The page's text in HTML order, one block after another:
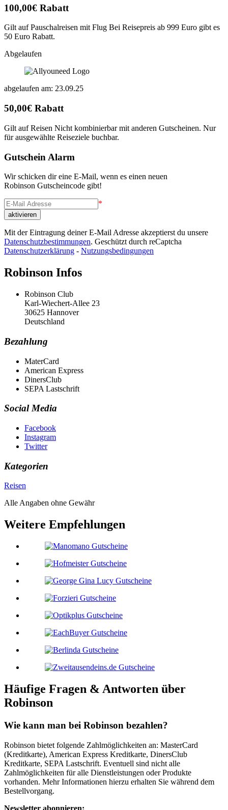
100,00€ Rabatt
Gilt auf Pauschalreisen mit Flug Bei Reisepreis ab 999 Euro gibt es
50 Euro Rabatt.
Abgelaufen
abgelaufen am: 23.09.25
50,00€ Rabatt
Gilt auf Reisen Nicht kombinierbar mit anderen Gutscheinen. Nur
für ausgewählte Reiseziele buchbar.
Gutschein Alarm
Wir schicken dir eine E-Mail, wenn es einen neuen
Robinson Gutscheincode gibt!
*
Mit der Eintragung deiner E-Mail Adresse akzeptierst du unsere
Datenschutzbestimmungen. Geschützt durch reCaptcha
Datenschutzerklärung - Nutzungsbedingungen
Robinson Infos
Robinson Club
Karl-Wiechert-Allee 23
30625 Hannover
Deutschland
Bezahlung
MaterCard
American Express
DinersClub
SEPA Lastschrift
Social Media
Facebook
Instagram
Twitter
Kategorien
Reisen
Alle Angaben ohne Gewähr
Weitere Empfehlungen
Häufige Fragen & Antworten über
Robinson
Wie kann man bei Robinson bezahlen?
Robinson bietet folgende Zahlmöglichkeiten an: MasterCard
(Kreditkarte), American Express Kreditkarte, DinersClub
Kreditkarte, SEPA Lastschrift. Eventuell sind nicht alle
Zahlmöglichkeiten für alle Dienstleistungen oder Produkte
vorhanden. Mehr Informationen hierzu erhalten Sie während dem
Bestellvorgang.
Newsletter abonnieren: